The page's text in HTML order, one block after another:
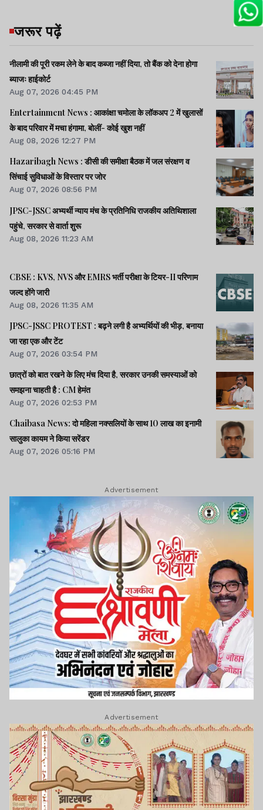
जरूर पढ़ें
नीलामी की पूरी रकम लेने के बाद कब्जा नहीं दिया, तो बैंक को देना होगा
ब्याजः हाईकोर्ट
Aug 07, 2026 04:45 PM
Entertainment News : आकांक्षा चमोला के लॉकअप 2 में खुलासों
के बाद परिवार में मचा हंगामा, बोलीं- कोई खुश नहीं
Aug 08, 2026 12:27 PM
Hazaribagh News : डीसी की समीक्षा बैठक में जल संरक्षण व
सिंचाई सुविधाओं के विस्तार पर जोर
Aug 07, 2026 08:56 PM
JPSC-JSSC अभ्यर्थी न्याय मंच के प्रतिनिधि राजकीय अतिथिशाला
पहुंचे, सरकार से वार्ता शुरू
Aug 08, 2026 11:23 AM
CBSE : KVS, NVS और EMRS भर्ती परीक्षा के टियर-II परिणाम
जल्द होंगे जारी
Aug 08, 2026 11:35 AM
JPSC-JSSC PROTEST : बढ़ने लगी है अभ्यर्थियों की भीड़, बनाया
जा रहा एक और टेंट
Aug 07, 2026 03:54 PM
छात्रों को बात रखने के लिए मंच दिया है, सरकार उनकी समस्याओं को
समझना चाहती है : CM हेमंत
Aug 07, 2026 02:53 PM
Chaibasa News: दो महिला नक्सलियों के साथ 10 लाख का इनामी
सालुका कायम ने किया सरेंडर
Aug 07, 2026 05:16 PM
Advertisement
Advertisement